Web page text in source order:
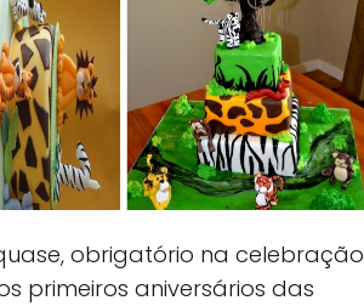
obrigatório na celebração
primeiros aniversários das